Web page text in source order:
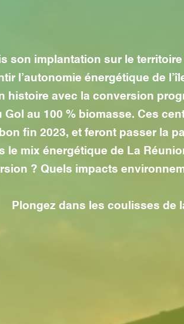
son implantation sur le
l’autonomie énergétique de
histoire avec la conversion
Gol au 100 % biomasse. Ces
fin 2023, et feront passer la
le mix énergétique de La
? Quels impacts
Plongez dans les coulisses de